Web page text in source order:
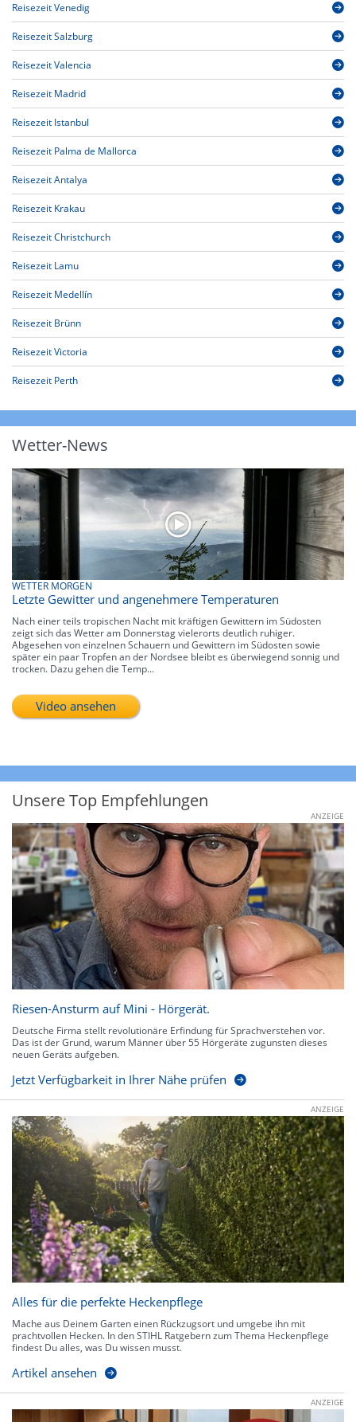
Reisezeit Venedig
Reisezeit Salzburg
Reisezeit Valencia
Reisezeit Madrid
Reisezeit Istanbul
Reisezeit Palma de Mallorca
Reisezeit Antalya
Reisezeit Krakau
Reisezeit Christchurch
Reisezeit Lamu
Reisezeit Medellín
Reisezeit Brünn
Reisezeit Victoria
Reisezeit Perth
Wetter-News
WETTER MORGEN
Letzte Gewitter und angenehmere Temperaturen
Nach einer teils tropischen Nacht mit kräftigen Gewittern im Südosten
zeigt sich das Wetter am Donnerstag vielerorts deutlich ruhiger.
Abgesehen von einzelnen Schauern und Gewittern im Südosten sowie
später ein paar Tropfen an der Nordsee bleibt es überwiegend sonnig und
trocken. Dazu gehen die Temp...
Video ansehen
Unsere Top Empfehlungen
ANZEIGE
Riesen-Ansturm auf Mini - Hörgerät.
Deutsche Firma stellt revolutionäre Erfindung für Sprachverstehen vor.
Das ist der Grund, warum Männer über 55 Hörgeräte zugunsten dieses
neuen Geräts aufgeben.
Jetzt Verfügbarkeit in Ihrer Nähe prüfen
ANZEIGE
Alles für die perfekte Heckenpflege
Mache aus Deinem Garten einen Rückzugsort und umgebe ihn mit
prachtvollen Hecken. In den STIHL Ratgebern zum Thema Heckenpflege
findest Du alles, was Du wissen musst.
Artikel ansehen
ANZEIGE